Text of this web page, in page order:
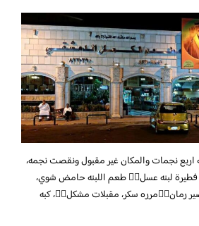
اربع نجمات والمكان غير مقبول ونقصت نجمه،
لبنه عسل👍🏻 طعم اللبنه حامض شوي،
رمان👎🏻مرره سكر، مقبلات مشكل👍🏻، كبه